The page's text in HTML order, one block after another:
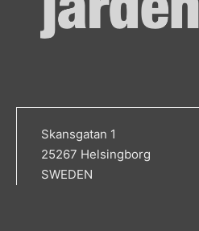
Skansgatan 1
25267 Helsingborg
SWEDEN